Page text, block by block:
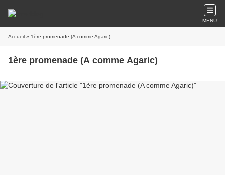
MENU
Accueil » 1ère promenade (A comme Agaric)
1ère promenade (A comme Agaric)